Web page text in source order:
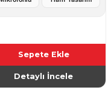
Sepete Ekle
Detaylı İncele